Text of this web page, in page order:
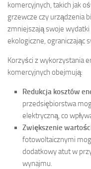
komercyjnych, takich jak
grzewcze czy urządzenia
zmniejszają swoje
ekologiczne, ograniczając
Korzyści z wykorzystania
komercyjnych obejmują:
Redukcja kosztów
przedsiębiorstwa
elektryczną, co
Zwiększenie
fotowoltaicznymi
dodatkowy atut w
wynajmu.